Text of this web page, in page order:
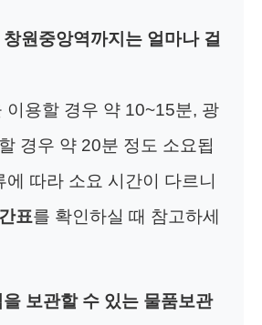
원중앙역까지는 얼마나 걸
이용할 경우 약 10~15분, 광
경우 약 20분 정도 소요됩
에 따라 소요 시간이 다르니
표를 확인하실 때 참고하세
보관할 수 있는 물품보관